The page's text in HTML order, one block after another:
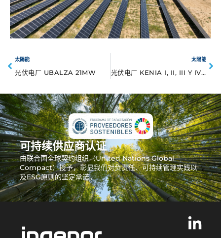
太陽能
光伏电厂 UBALZA 21MW
太陽能
光伏电厂 KENIA I, II, III Y IV 175MW
可持续供应商认证
由联合国全球契约组织（United Nations Global
Compact）授予，彰显我们对负责任、可持续管理实践以
及ESG原则的坚定承诺。